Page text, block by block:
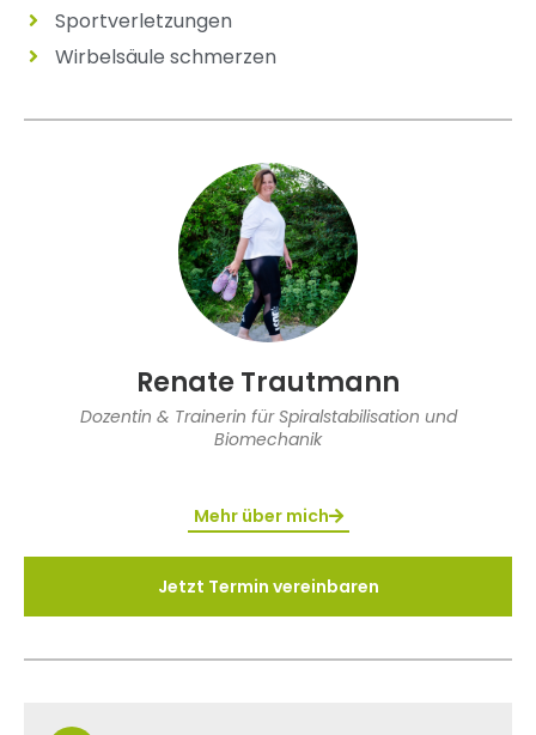
Sportverletzungen
Wirbelsäule schmerzen
Renate Trautmann
Dozentin & Trainerin für Spiralstabilisation und
Biomechanik
Mehr über mich
Jetzt Termin vereinbaren